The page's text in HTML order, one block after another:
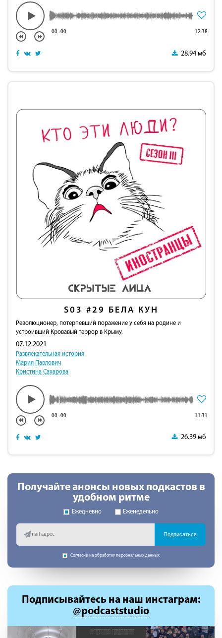
00:00 12:38
28.94 мб
S03 #29 БЕЛА КУН
Революционер, потерпевший поражение у себя на родине и
устроивший Кровавый террор в Крыму.
07.12.2021
Развлекательная история
Мария Павлович
Кристина Сахарова
00:00 11:31
26.39 мб
Получайте анонсы новых подкастов в
удобном ритме
Ежедневно Еженедельно
Подписаться
Согласие на обработку персональных данных
Подписывайтесь на наш инстаграм:
@podcaststudio